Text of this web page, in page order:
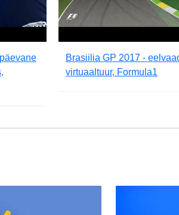
Brasiilia GP 2017 -
virtuaaltuur, Formula1